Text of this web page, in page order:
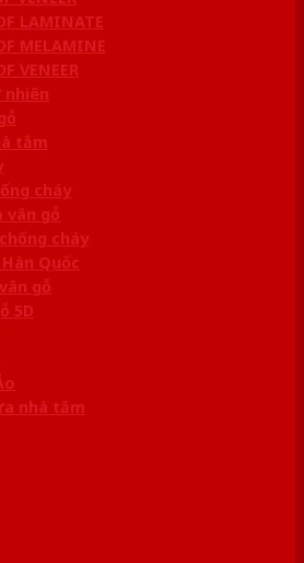
LAMINATE
MELAMINE
VENEER
nhiên
tắm
cháy
vân gỗ
cháy
Quốc
gỗ
5D
nhà tắm